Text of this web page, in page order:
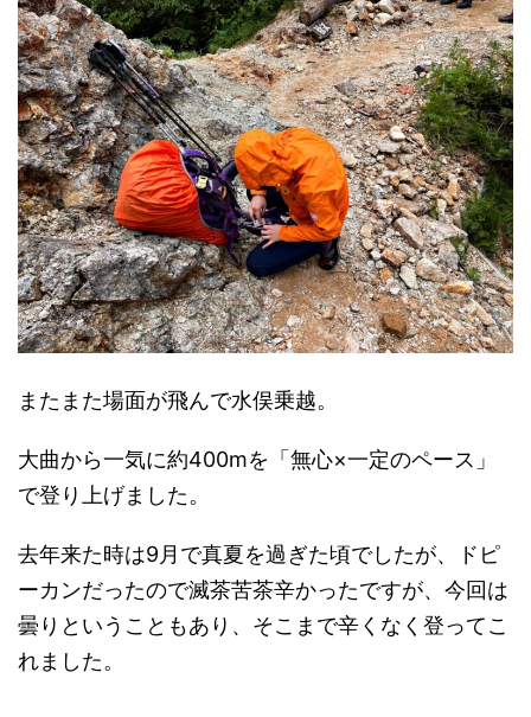
またまた場面が飛んで水俣乗越。
大曲から一気に約400mを「無心×一定のペース」
で登り上げました。
去年来た時は9月で真夏を過ぎた頃でしたが、ドピ
ーカンだったので滅茶苦茶辛かったですが、今回は
曇りということもあり、そこまで辛くなく登ってこ
れました。